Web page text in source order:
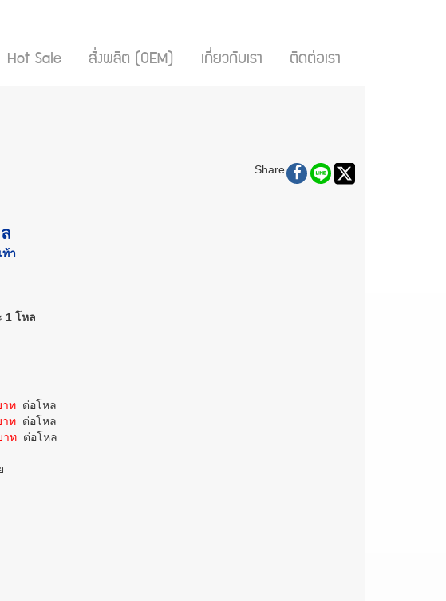
Hot Sale สั่งผลิต (OEM) เกี่ยวกับเรา ติดต่อเรา
Share
า
1 โหล
ท ต่อโหล
ท ต่อโหล
าท ต่อโหล